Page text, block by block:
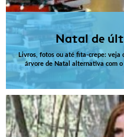
Natal de
Livros, fotos ou até fita-crepe: veja
árvore de Natal alternativa com o